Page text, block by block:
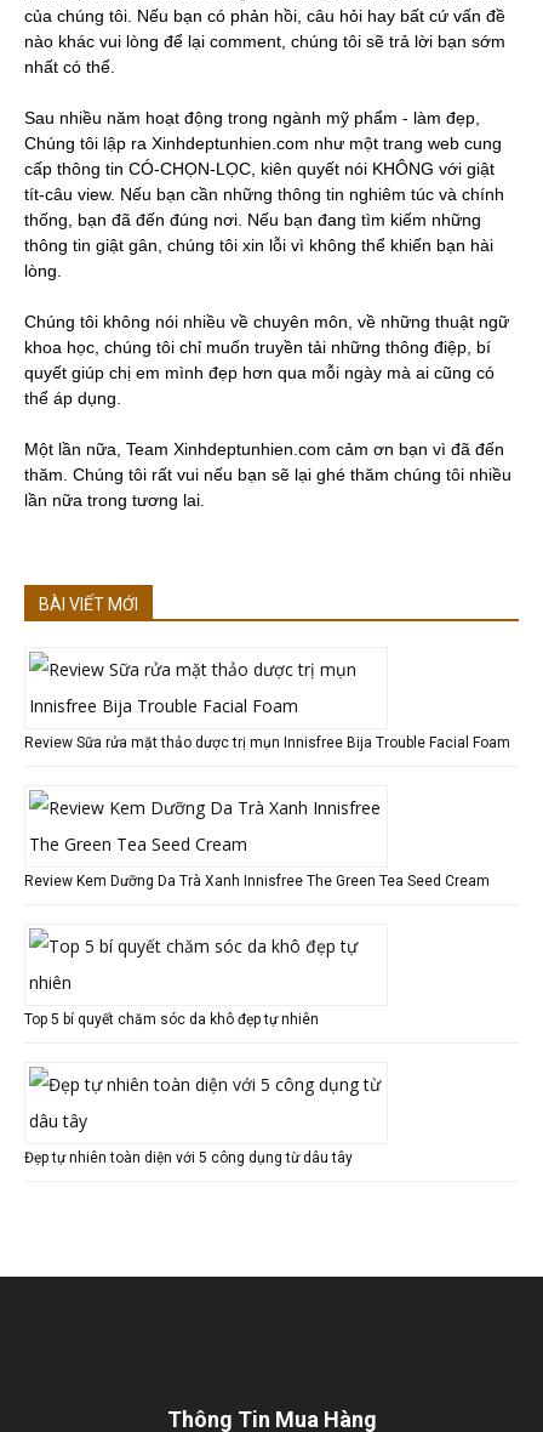
của chúng tôi. Nếu bạn có phản hồi, câu hỏi hay bất cứ vấn đề
nào khác vui lòng để lại comment, chúng tôi sẽ trả lời bạn sớm
nhất có thể.
Sau nhiều năm hoạt động trong ngành mỹ phẩm - làm đẹp,
Chúng tôi lập ra Xinhdeptunhien.com như một trang web cung
cấp thông tin CÓ-CHỌN-LỌC, kiên quyết nói KHÔNG với giật
tít-câu view. Nếu bạn cần những thông tin nghiêm túc và chính
thống, bạn đã đến đúng nơi. Nếu bạn đang tìm kiếm những
thông tin giật gân, chúng tôi xin lỗi vì không thể khiến bạn hài
lòng.
Chúng tôi không nói nhiều về chuyên môn, về những thuật ngữ
khoa học, chúng tôi chỉ muốn truyền tải những thông điệp, bí
quyết giúp chị em mình đẹp hơn qua mỗi ngày mà ai cũng có
thể áp dụng.
Một lần nữa, Team Xinhdeptunhien.com cảm ơn bạn vì đã đến
thăm. Chúng tôi rất vui nếu bạn sẽ lại ghé thăm chúng tôi nhiều
lần nữa trong tương lai.
BÀI VIẾT MỚI
Review Sữa rửa mặt thảo dược trị mụn Innisfree Bija Trouble Facial Foam
Review Kem Dưỡng Da Trà Xanh Innisfree The Green Tea Seed Cream
Top 5 bí quyết chăm sóc da khô đẹp tự nhiên
Đẹp tự nhiên toàn diện với 5 công dụng từ dâu tây
Thông Tin Mua Hàng